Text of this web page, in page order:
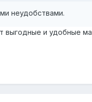
неудобствами.
выгодные и удобные